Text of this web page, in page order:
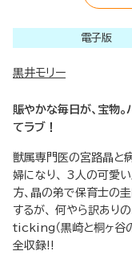
電子版
黒井モリー
賑やかな毎日が、宝物
てラブ！
獣属専門医の宮路晶と
婦になり、 3人の可愛
方、晶の弟で保育士の
するが、 何やら訳あ
ticking（黒崎と桐ヶ谷
全収録!!